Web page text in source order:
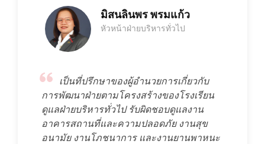
มิสนลินพร พรมแก้ว
หัวหน้าฝ่ายบริหารทั่วไป
เป็นที่ปรึกษาของผู้อำนวยการเกี่ยวกับ
การพัฒนาฝ่ายตามโครงสร้างของโรงเรียน
ดูแลฝ่ายบริหารทั่วไป รับผิดชอบดูแลงาน
อาคารสถานที่และความปลอดภัย งานสุข
อนามัย งานโภชนาการ และงานยานพาหนะ